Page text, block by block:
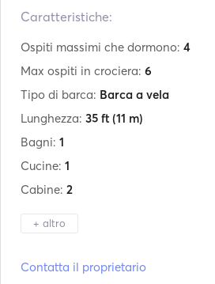
Caratteristiche:
Ospiti massimi che dormono: 4
Max ospiti in crociera: 6
Tipo di barca: Barca a vela
Lunghezza: 35 ft (11 m)
Bagni: 1
Cucine: 1
Cabine: 2
+ altro
Contatta il proprietario